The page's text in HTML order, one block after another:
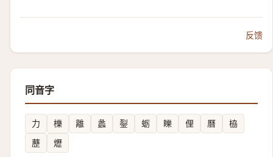
反馈
同音字
力 櫟 離 蠡 銐 蛎 䁻 俚 曆
栛
藶
爏